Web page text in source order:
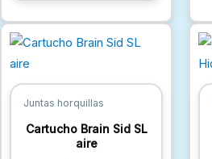
Juntas horquillas
Cartucho Brain Sid SL
aire